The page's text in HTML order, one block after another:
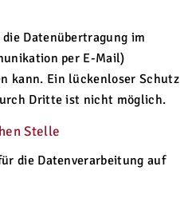
Datenübertragung im
per E-Mail)
kann. Ein lückenloser Schutz
Dritte ist nicht möglich.
Stelle
die Datenverarbeitung auf